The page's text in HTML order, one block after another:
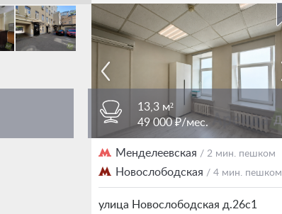
13,3 м²
49 000 ₽/мес.
Менделеевская / 2 мин. пешком
Новослободская / 4 мин. пешком
улица Новослободская д.26с1